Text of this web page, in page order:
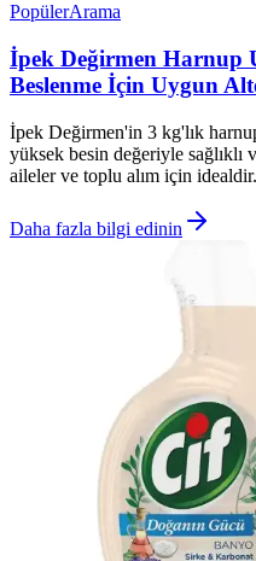
PopülerArama
İpek Değirmen Harnup
Beslenme İçin Uygun
İpek Değirmen'in 3 kg'lık
yüksek besin değeriyle sağlıklı
aileler ve toplu alım için idealdir.
Daha fazla bilgi edinin